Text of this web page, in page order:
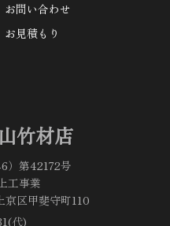
竹材店
）第42172号
工事業
区甲斐守町110
代)
お問い合わせ
お見積もり